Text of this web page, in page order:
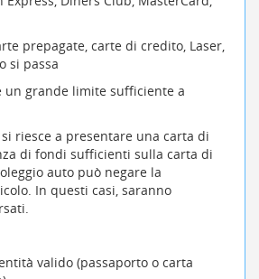
prepagate, carte di credito, Laser,
si passa
un grande limite sufficiente a
riesce a presentare una carta di
di fondi sufficienti sulla carta di
auto può negare la
In questi casi, saranno
valido (passaporto o carta